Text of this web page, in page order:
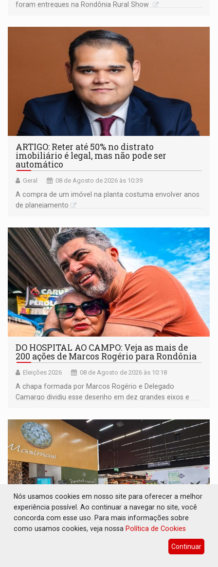
foram entregues na Rondônia Rural Show
ARTIGO: Reter até 50% no distrato
imobiliário é legal, mas não pode ser
automático
Geral 08 de Agosto de 2026 às 10:39
A compra de um imóvel na planta costuma envolver anos
de planejamento
DO HOSPITAL AO CAMPO: Veja as mais de
200 ações de Marcos Rogério para Rondônia
Eleições 2026 08 de Agosto de 2026 às 10:18
A chapa formada por Marcos Rogério e Delegado
Camargo dividiu esse desenho em dez grandes eixos e
presença em PVH e transforma Aramix em
Nós usamos cookies em nosso site para oferecer a melhor
experiência possível. Ao continuar a navegar no site, você
concorda com esse uso. Para mais informações sobre
como usamos cookies, veja nossa Política de Cookies
Continuar